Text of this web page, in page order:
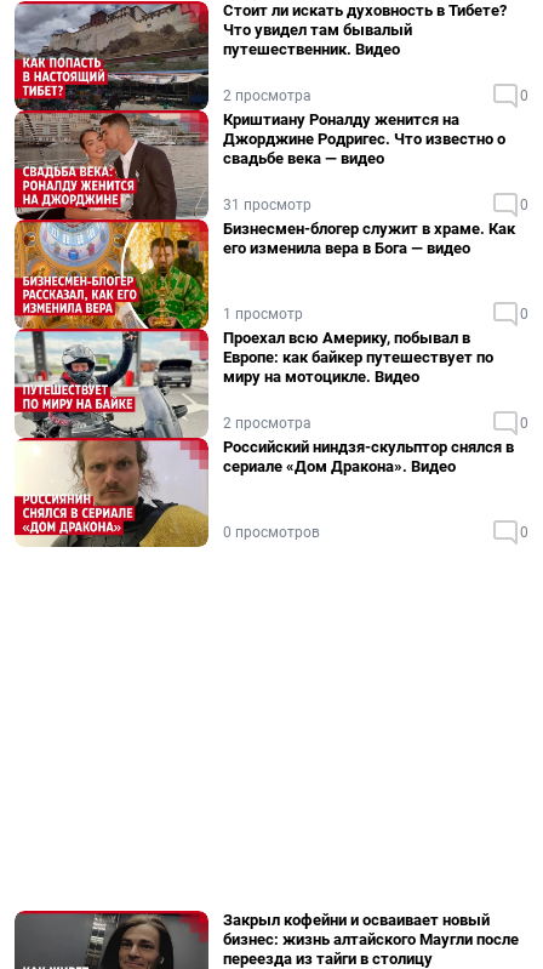
Стоит ли искать духовность в Тибете?
Что увидел там бывалый
путешественник. Видео
2 просмотра 0
Криштиану Роналду женится на
Джорджине Родригес. Что известно о
свадьбе века — видео
31 просмотр 0
Бизнесмен-блогер служит в храме. Как
его изменила вера в Бога — видео
1 просмотр 0
Проехал всю Америку, побывал в
Европе: как байкер путешествует по
миру на мотоцикле. Видео
2 просмотра 0
Российский ниндзя-скульптор снялся в
сериале «Дом Дракона». Видео
0 просмотров 0
Закрыл кофейни и осваивает новый
бизнес: жизнь алтайского Маугли после
переезда из тайги в столицу